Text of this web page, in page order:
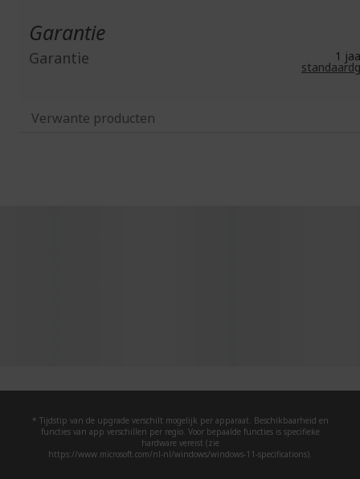
Garantie
Garantie 1
Verwante producten
* Tijdstip van de upgrade verschilt mogelijk per apparaat. Beschikbaarheid en
functies van app verschillen per regio. Voor bepaalde functies is specifieke
hardware vereist (zie
https://www.microsoft.com/nl-nl/windows/windows-11-specifications).